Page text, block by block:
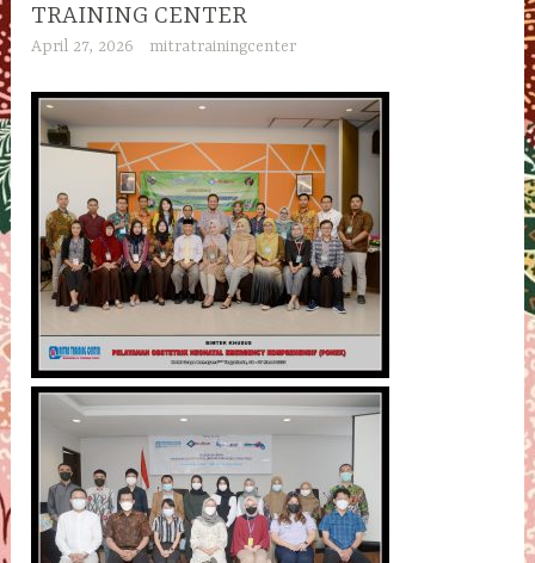
TRAINING CENTER
April 27, 2026 mitratrainingcenter